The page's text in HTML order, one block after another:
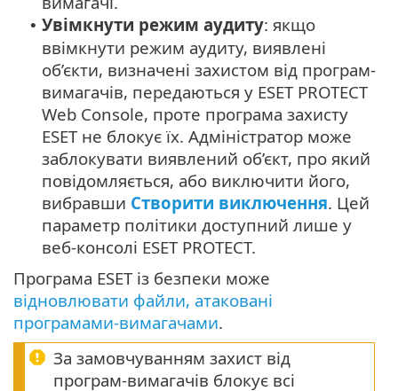
• Увімкнути режим аудиту: якщо
ввімкнути режим аудиту, виявлені
об’єкти, визначені захистом від програм-
вимагачів, передаються у ESET PROTECT
Web Console, проте програма захисту
ESET не блокує їх. Адміністратор може
заблокувати виявлений об’єкт, про який
повідомляється, або виключити його,
вибравши Створити виключення. Цей
параметр політики доступний лише у
веб-консолі ESET PROTECT.
Програма ESET із безпеки може
відновлювати файли, атаковані
програмами-вимагачами.
За замовчуванням захист від
програм-вимагачів блокує всі